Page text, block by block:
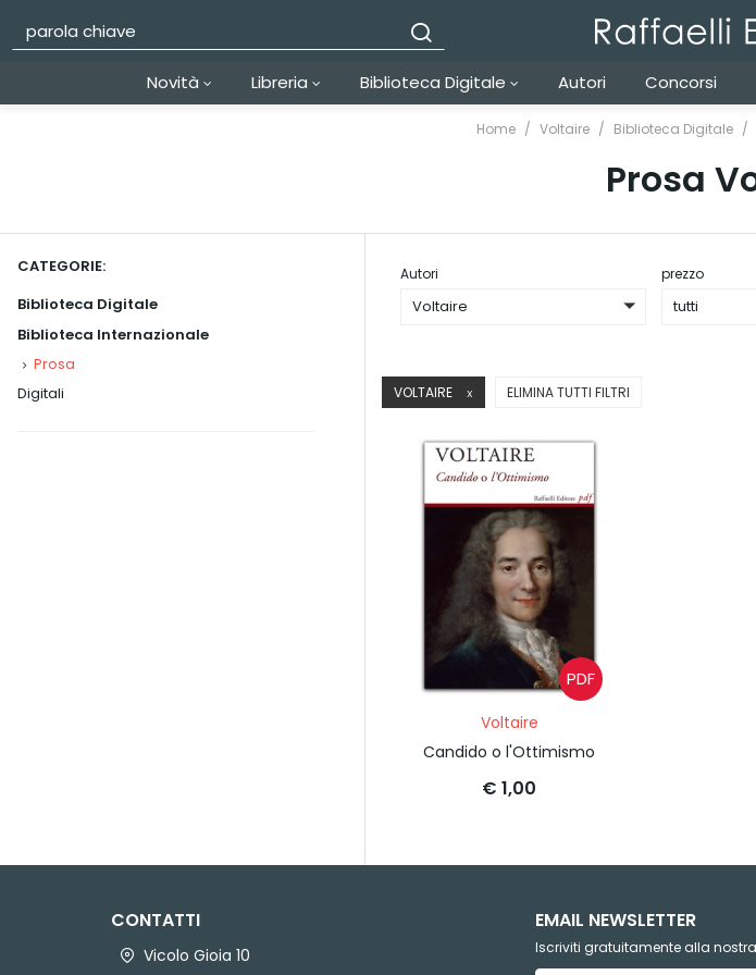
Novità Libreria Biblioteca Digitale Autori Concorsi
Home Voltaire Biblioteca Digitale
Prosa
CATEGORIE:
Biblioteca Digitale
Biblioteca Internazionale
Prosa
Digitali
Autori
Voltaire
prezzo
tutti
VOLTAIRE X ELIMINA TUTTI FILTRI
PDF
Voltaire
Candido o l'Ottimismo
€ 1,00
CONTATTI
Vicolo Gioia 10
EMAIL NEWSLETTER
Iscriviti gratuitamente alla